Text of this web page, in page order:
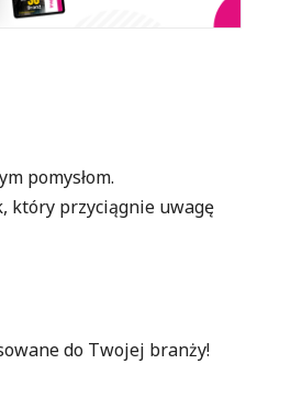
pomysłom.
który przyciągnie uwagę
do Twojej branży!